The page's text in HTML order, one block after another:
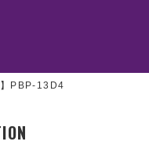
】PBP-13D4